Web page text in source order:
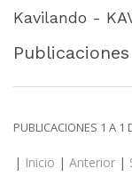
Kavilando -
Publicaciones
PUBLICACIONES 1 A 1
| Inicio | Anterior |